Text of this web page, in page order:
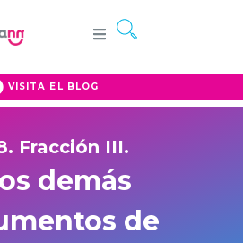
VISITA EL BLOG
Fracción III.
demás
de